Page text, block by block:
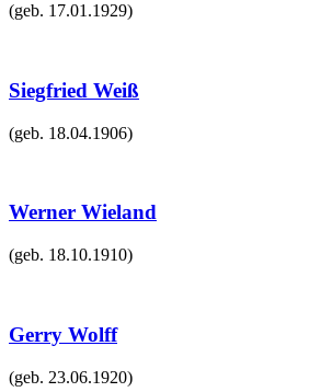
(geb. 17.01.1929)
Siegfried Weiß
(geb. 18.04.1906)
Werner Wieland
(geb. 18.10.1910)
Gerry Wolff
(geb. 23.06.1920)